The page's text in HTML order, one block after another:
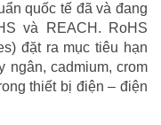
quốc tế đã và đang
và REACH. RoHS
đặt ra mục tiêu hạn
ngân, cadmium, crom
thiết bị điện – điện